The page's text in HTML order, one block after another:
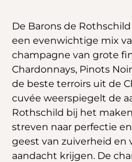
De Barons de
een evenwichtige mix
champagne van grote
Chardonnays, Pinots
de beste terroirs uit de
cuvée weerspiegelt de
Rothschild bij het
streven naar perfectie
geest van zuiverheid
aandacht krijgen. De